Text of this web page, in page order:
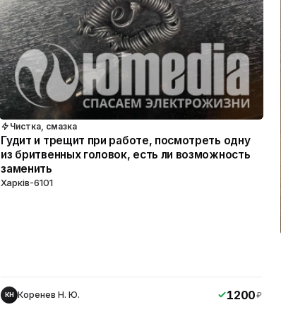
Чистка, смазка
Гудит и трещит при работе, посмотреть одну
из бритвенных головок, есть ли возможность
заменить
Харкiв-6101
КН Коренев Н. Ю. 1200₽